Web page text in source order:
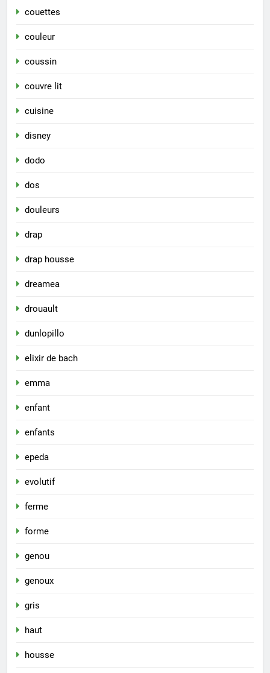
couettes
couleur
coussin
couvre lit
cuisine
disney
dodo
dos
douleurs
drap
drap housse
dreamea
drouault
dunlopillo
elixir de bach
emma
enfant
enfants
epeda
evolutif
ferme
forme
genou
genoux
gris
haut
housse